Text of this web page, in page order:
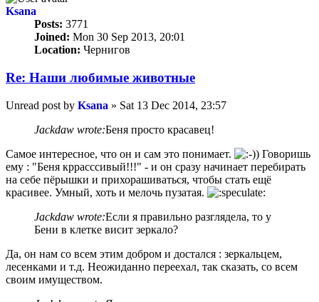
Ksana
Posts: 3771
Joined: Mon 30 Sep 2013, 20:01
Location: Чернигов
Re: Наши любимые животные
Unread post by Ksana » Sat 13 Dec 2014, 23:57
Jackdaw wrote:Беня просто красавец!
Самое интересное, что он и сам это понимает.
Говоришь
ему : "Беня кррасссивый!!!" - и он сразу начинает перебирать
на себе пёрышки и прихорашиваться, чтобы стать ещё
красивее. Умный, хоть и мелочь пузатая.
Jackdaw wrote:Если я правильно разглядела, то у
Бени в клетке висит зеркало?
Да, он нам со всем этим добром и достался : зеркальцем,
лесенками и т.д. Неожиданно переехал, так сказать, со всем
своим имуществом.